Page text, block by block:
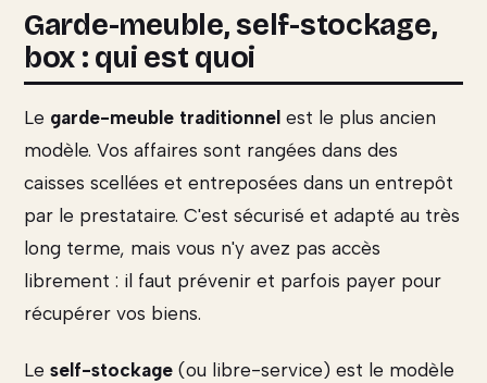
Garde-meuble, self-stockage,
box : qui est quoi
Le garde-meuble traditionnel est le plus ancien
modèle. Vos affaires sont rangées dans des
caisses scellées et entreposées dans un entrepôt
par le prestataire. C'est sécurisé et adapté au très
long terme, mais vous n'y avez pas accès
librement : il faut prévenir et parfois payer pour
récupérer vos biens.
Le self-stockage (ou libre-service) est le modèle